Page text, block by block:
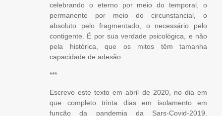
celebrando o eterno por meio do temporal, o
permanente por meio do circunstancial, o
absoluto pelo fragmentado, o necessário pelo
contigente. É por sua verdade psicológica, e não
pela histórica, que os mitos têm tamanha
capacidade de adesão.
***
Escrevo este texto em abril de 2020, no dia em
que completo trinta dias em isolamento em
função da pandemia da Sars-Covid-2019.